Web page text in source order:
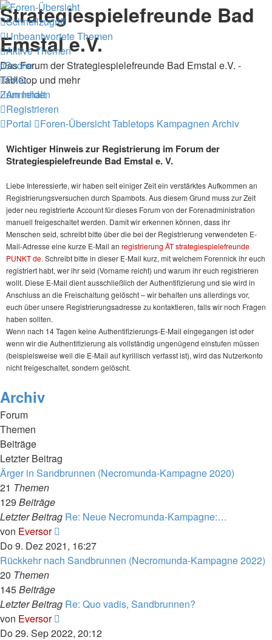
Strategiespielefreunde Bad
Emstal e.V.
Das Forum der Strategiespielefreunde Bad Emstal e.V. -
Tabletop und mehr
Zum Inhalt
Schnellzugriff
Unbeantwortete Themen
Aktive Themen
Suche
FAQ
Anmelden
Registrieren
Portal
Foren-ÜbersichtTabletops Kampagnen Archiv
Wichtiger Hinweis zur Registrierung im Forum der
Strategiespielefreunde Bad Emstal e. V.
Liebe Interessierte, wir haben seit einiger Zeit ein verstärktes Aufkommen an
Registrierungsversuchen durch Spambots. Aus diesem Grund muss zur Zeit
jeder neu registrierte Account für dieses Forum von der Forenadministration
manuell freigeschaltet werden. Damit wir erkennen können, dass ihr
Menschen seid, schreibt bitte über die bei der Registrierung verwendeten E-
Mail-Adresse eine kurze E-Mail an registrierung ÄT strategiespielefreunde
PUNKT de. Schreibt bitte in dieser E-Mail kurz, mit welchem Forennick ihr euch
registriert habt, wer ihr seid (Vorname reicht) und warum ihr euch registrieren
wollt. Diese E-Mail dient ausschließlich der Authentifizierung und sie wird in
Anschluss an die Freischaltung gelöscht – wir behalten uns allerdings vor,
euch über unsere Registrierungsadresse zu kontaktieren, falls wir noch Fragen
haben sollten.
Wenn nach 14 Tagen keine Authentifizierungs-E-Mail eingegangen ist oder
wenn wir die Authentifizierung als vollständig ungenügend einstufen müssen
(beispielsweise weil die E-Mail auf kyrillisch verfasst ist), wird das Nutzerkonto
nicht freigeschaltet, sondern gelöscht.
Archiv
Forum
Themen
Beiträge
Letzter Beitrag
Ärger in Sandbrunnen (Necromunda-Kampagne 2020)
21 Themen
129 Beiträge
Letzter Beitrag Re: Neue Necromunda-Kampagne:…
von Eversor
Beitrag
Do 9. Dez 2021, 16:27
Rückkehr nach Sandbrunnen (Necromunda-Kampagne 2022)
20 Themen
145Beiträge
Letzter Beitrag Re: Quo vadis, Sandbrunnen?
von Eversor
Beitrag
Do 29. Sep 2022, 20:12